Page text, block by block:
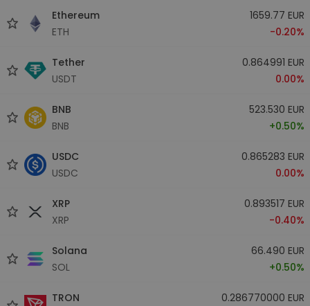
Ethereum
ETH
1659.77 EUR
-0.20%
Tether
USDT
0.864991 EUR
0.00%
BNB
BNB
523.530 EUR
+0.50%
USDC
USDC
0.865283 EUR
0.00%
XRP
XRP
0.893517 EUR
-0.40%
Solana
SOL
66.490 EUR
+0.50%
TRON
0.286770000 EUR